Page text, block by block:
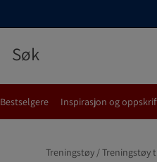
Bestselgere Inspirasjon og
Treningstøy /Treningstøy